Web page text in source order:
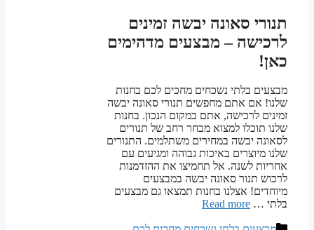
תנורי סאונה יבשה זמינים
לרכישה – מבצעים מדהימים
כאן!
מבצעים בלתי נשכחים מחכים לכם בחנות
שלנו! אם אתם מחפשים תנורי סאונה יבשה
זמינים לרכישה, אתם במקום הנכון. בחנות
שלנו תוכלו למצוא מבחר רחב של תנורים
לסאונה יבשה במחירים משתלמים. התנורים
שלנו מיוצרים באיכות גבוהה ומגיעים עם
אחריות לשנה. אל תחמיצו את ההזדמנות
לרכוש תנור סאונה יבשה במבצעים
מיוחדים! אצלנו בחנות תמצאו גם מבצעים
בלתי … Read more
קטגוריות